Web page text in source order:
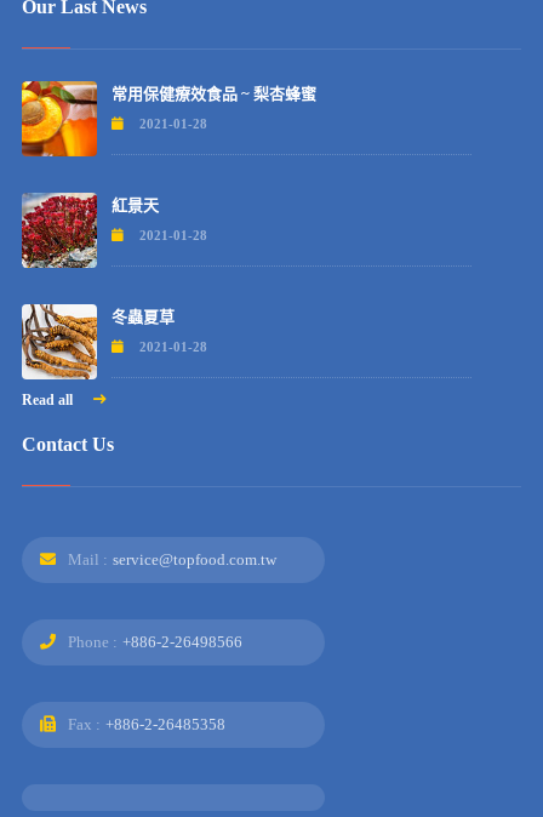
Our Last News
常用保健療效食品 ~ 梨杏蜂蜜
2021-01-28
紅景天
2021-01-28
冬蟲夏草
2021-01-28
Read all
Contact Us
Mail : service@topfood.com.tw
Phone : +886-2-26498566
Fax : +886-2-26485358